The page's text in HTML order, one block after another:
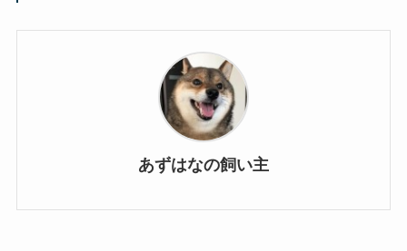
あずはなの飼い主